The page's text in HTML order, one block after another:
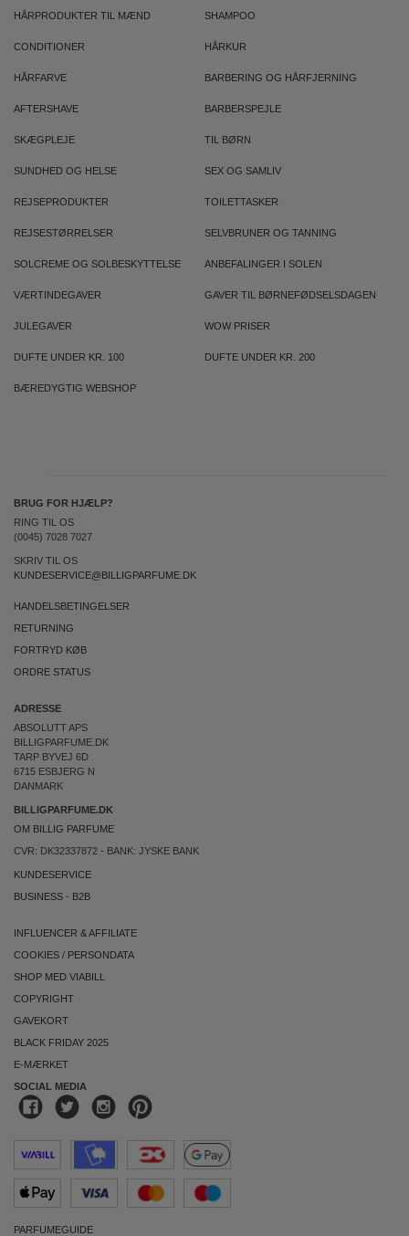
HÅRPRODUKTER TIL MÆND SHAMPOO
CONDITIONER HÅRKUR
HÅRFARVE BARBERING OG HÅRFJERNING
AFTERSHAVE BARBERSPEJLE
SKÆGPLEJE TIL BØRN
SUNDHED OG HELSE SEX OG SAMLIV
REJSEPRODUKTER TOILETTASKER
REJSESTØRRELSER SELVBRUNER OG TANNING
SOLCREME OG SOLBESKYTTELSE ANBEFALINGER I SOLEN
VÆRTINDEGAVER GAVER TIL BØRNEFØDSELSDAGEN
JULEGAVER WOW PRISER
DUFTE UNDER KR. 100 DUFTE UNDER KR. 200
BÆREDYGTIG WEBSHOP
BRUG FOR HJÆLP?
RING TIL OS
(0045) 7028 7027
SKRIV TIL OS
KUNDESERVICE@BILLIGPARFUME.DK
HANDELSBETINGELSER
RETURNING
FORTRYD KØB
ORDRE STATUS
ADRESSE
ABSOLUTT APS
BILLIGPARFUME.DK
TARP BYVEJ 6D
6715 ESBJERG N
DANMARK
BILLIGPARFUME.DK
OM BILLIG PARFUME
CVR: DK32337872 - BANK: JYSKE BANK
KUNDESERVICE
BUSINESS - B2B
INFLUENCER & AFFILIATE
COOKIES / PERSONDATA
SHOP MED VIABILL
COPYRIGHT
GAVEKORT
BLACK FRIDAY 2025
E-MÆRKET
SOCIAL MEDIA
PARFUMEGUIDE